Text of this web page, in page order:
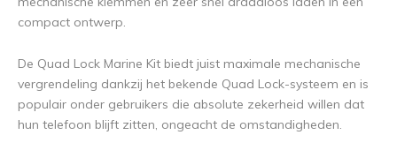
compact ontwerp.
De Quad Lock Marine Kit biedt juist maximale mechanische
vergrendeling dankzij het bekende Quad Lock-systeem en is
populair onder gebruikers die absolute zekerheid willen dat
hun telefoon blijft zitten, ongeacht de omstandigheden.